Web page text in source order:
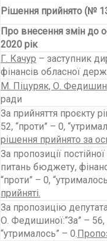
Рішення прийнято (№
Про внесення змін до
2020 рік
Г. Качур – заступник
фінансів обласної
М. Піцуряк, О.
ради
За прийняття проєкту
52, “проти” – 0,
рішення прийнято за
За пропозиції
питань бюджету,
“проти” – 0,
прийняті.
За пропозицію
О. Федишиної:“За” – 56,
“утрималось” – 0.